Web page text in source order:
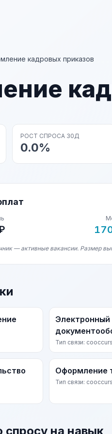
кадровых приказов
РОСТ СПРОСА 30Д
0.0%
— активные вакансии. Размер
Электронный
Тип связи: cooccurs
Оформление
Тип связи: cooccurs
спросу на навык